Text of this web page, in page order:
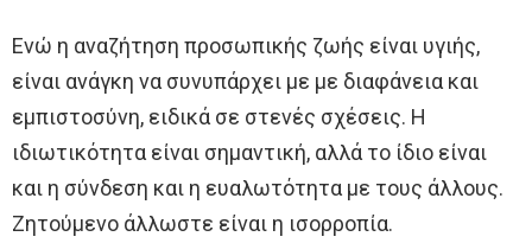
Ενώ η αναζήτηση προσωπικής ζωής είναι υγιής,
είναι ανάγκη να συνυπάρχει με με διαφάνεια και
εμπιστοσύνη, ειδικά σε στενές σχέσεις. Η
ιδιωτικότητα είναι σημαντική, αλλά το ίδιο είναι
και η σύνδεση και η ευαλωτότητα με τους άλλους.
Ζητούμενο άλλωστε είναι η ισορροπία.